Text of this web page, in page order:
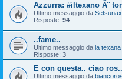
Azzurra: #iltexano Ã¨
Ultimo messaggio da
Risposte: 94
..fame..
Ultimo messaggio da la texana
Risposte: 3
E con questa.. ciao
Ultimo messaggio da biancoros